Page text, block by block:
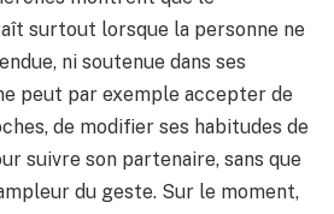
surtout lorsque la personne ne
ni soutenue dans ses
peut par exemple accepter de
de modifier ses habitudes de
suivre son partenaire, sans que
du geste. Sur le moment,